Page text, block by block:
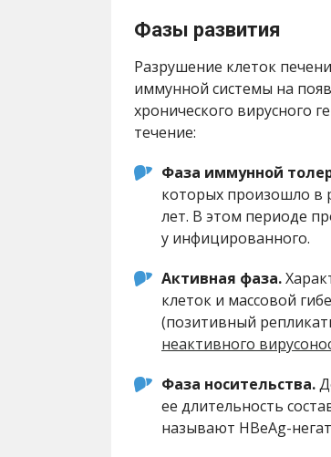
Фазы развития
Разрушение клеток
иммунной системы на
хронического вирусного
течение:
Фаза иммунной
которых произошло в
лет. В этом периоде
у инфицированного.
Активная фаза.
клеток и массовой
(позитивный
неактивного
Фаза носительства.
ее длительность
называют HBeAg-